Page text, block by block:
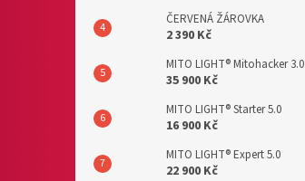
ČERVENÁ ŽÁROVKA
2 390 Kč
MITO LIGHT® Mitohacker 3.0
35 900 Kč
MITO LIGHT® Starter 5.0
16 900 Kč
MITO LIGHT® Expert 5.0
22 900 Kč